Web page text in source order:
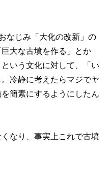
なじみ「大化の改新」の
大な古墳を作る」とか
いう文化に対して、「い
冷静に考えたらマジでヤ
簡素にするようにしたん
なり、事実上これで古墳